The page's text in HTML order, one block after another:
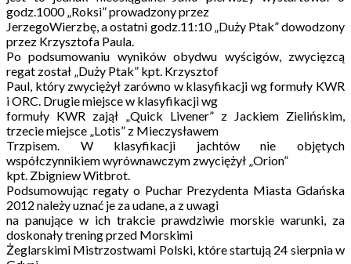
godz.1000 „Roksi” prowadzony przez
JerzegoWierzbę, a ostatni godz.11:10 „Duży Ptak” dowodzony
przez Krzysztofa Paula.
Po podsumowaniu wyników obydwu wyścigów, zwycięzcą
regat został „Duży Ptak” kpt. Krzysztof
Paul, który zwyciężył zarówno w klasyfikacji wg formuły KWR
i ORC. Drugie miejsce w klasyfikacji wg
formuły KWR zajął „Quick Livener” z Jackiem Zielińskim,
trzecie miejsce „Lotis” z Mieczysławem
Trzpisem. W klasyfikacji jachtów nie objętych
współczynnikiem wyrównawczym zwyciężył „Orion”
kpt. Zbigniew Witbrot.
Podsumowując regaty o Puchar Prezydenta Miasta Gdańska
2012 należy uznać je za udane, a z uwagi
na panujące w ich trakcie prawdziwie morskie warunki, za
doskonały trening przed Morskimi
Żeglarskimi Mistrzostwami Polski, które startują 24 sierpnia w